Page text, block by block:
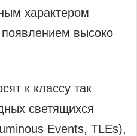
характером
высоко
к классу так
светящихся
Events, TLEs),